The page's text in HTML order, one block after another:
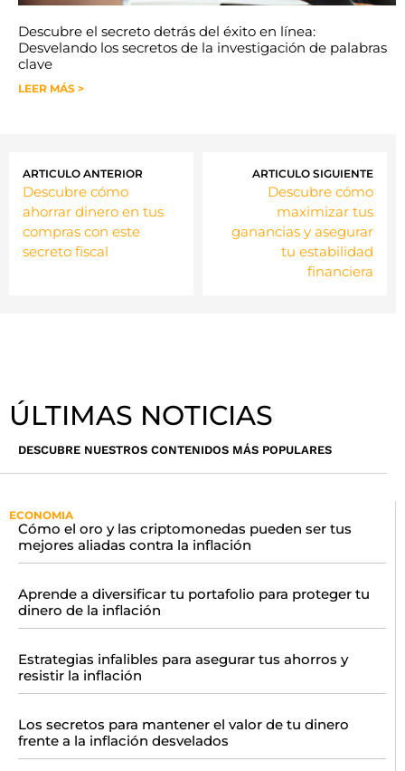
Descubre el secreto detrás del éxito en línea:
Desvelando los secretos de la investigación de palabras
clave
LEER MÁS >
ARTICULO ANTERIOR
Descubre cómo
ahorrar dinero en tus
compras con este
secreto fiscal
ARTICULO SIGUIENTE
Descubre cómo
maximizar tus
ganancias y asegurar
tu estabilidad
financiera
ÚLTIMAS NOTICIAS
DESCUBRE NUESTROS CONTENIDOS MÁS POPULARES
ECONOMIA
Cómo el oro y las criptomonedas pueden ser tus
mejores aliadas contra la inflación
Aprende a diversificar tu portafolio para proteger tu
dinero de la inflación
Estrategias infalibles para asegurar tus ahorros y
resistir la inflación
Los secretos para mantener el valor de tu dinero
frente a la inflación desvelados